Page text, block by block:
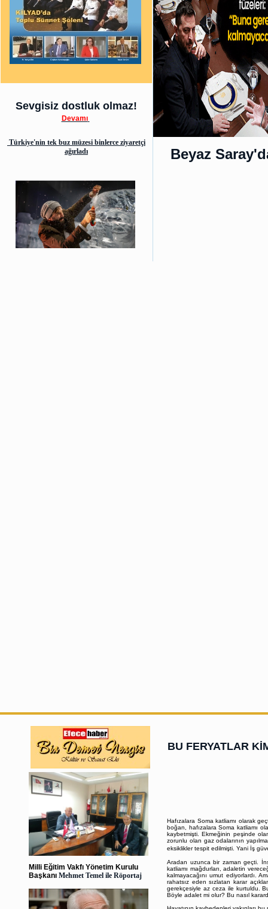
Sevgisiz dostluk olmaz!
Devamı
Türkiye'nin tek buz müzesi binlerce ziyaretçi
ağırladı
Beyaz
Milli Eğitim Vakfı Yönetim Kurulu
Başkanı Mehmet Temel ile Röportaj
BU FERYATLAR
Hafızalara Soma katliamı olarak
boğan, hafızalara Soma katliamı
kaybetmişti. Ekmeğinin peşinde
zorunlu olan gaz odalarının
eksiklikler tespit edilmişti. Yani İş
Aradan uzunca bir zaman geçti.
katliamı mağdurları, adaletin
kalmayacağını umut ediyorlardı.
rahatsız eden sızlatan karar
gerekçesiyle az ceza ile kurtuldu.
Böyle adalet mi olur? Bu nasıl